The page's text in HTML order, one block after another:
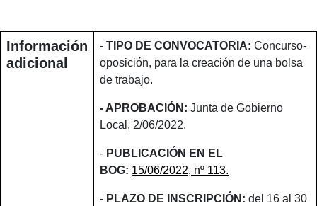
Información
adicional
- TIPO DE CONVOCATORIA: Concurso-
oposición, para la creación de una bolsa
de trabajo.
- APROBACIÓN: Junta de Gobierno
Local, 2/06/2022.
- PUBLICACIÓN EN EL
BOG: 15/06/2022, nº 113.
- PLAZO DE INSCRIPCIÓN: del 16 al 30